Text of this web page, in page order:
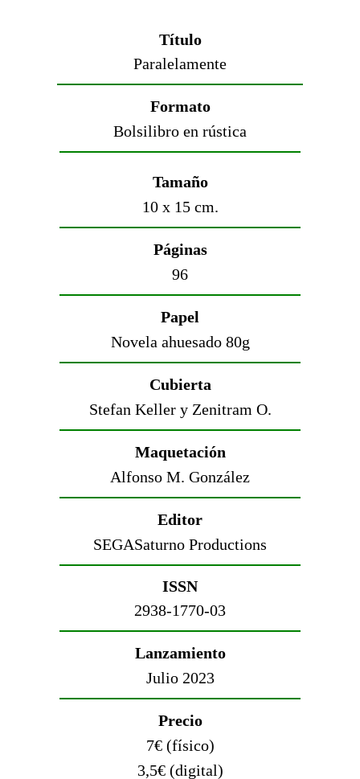
Título
Paralelamente
Formato
Bolsilibro en rústica
Tamaño
10 x 15 cm.
Páginas
96
Papel
Novela ahuesado 80g
Cubierta
Stefan Keller y Zenitram O.
Maquetación
Alfonso M. González
Editor
SEGASaturno Productions
ISSN
2938-1770-03
Lanzamiento
Julio 2023
Precio
7€ (físico)
3,5€ (digital)